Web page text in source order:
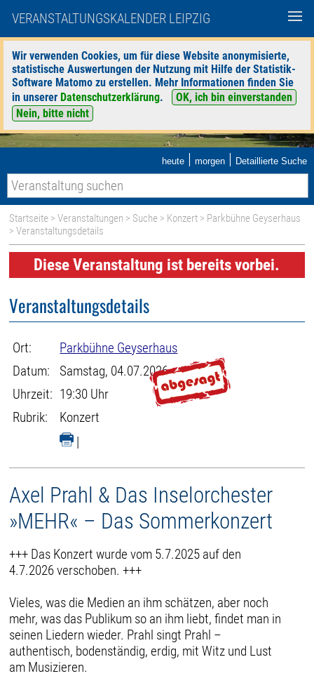
VERANSTALTUNGSKALENDER LEIPZIG
Wir verwenden Cookies, um für diese Website anonymisierte,
statistische Auswertungen der Nutzung mit Hilfe der Statistik-
Software Matomo zu erstellen. Mehr Informationen finden Sie
in unserer Datenschutzerklärung.
OK, ich bin einverstanden
Nein, bitte nicht
heute | morgen | Detaillierte Suche
Startseite >Veranstaltungen > Suche > Konzert > Parkbühne Geyserhaus
> Veranstaltungsdetails
Diese Veranstaltung ist bereits vorbei.
Veranstaltungsdetails
Ort:
Parkbühne Geyserhaus
Datum:
Samstag, 04.07.2026
Uhrzeit: 19:30 Uhr
Rubrik:
Konzert
|
Axel Prahl & Das Inselorchester
»MEHR« – Das Sommerkonzert
+++ Das Konzert wurde vom 5.7.2025 auf den
4.7.2026 verschoben. +++
Vieles, was die Medien an ihm schätzen, aber noch
mehr, was das Publikum so an ihm liebt, findet man in
seinen Liedern wieder. Prahl singt Prahl –
authentisch, bodenständig, erdig, mit Witz und Lust
am Musizieren.